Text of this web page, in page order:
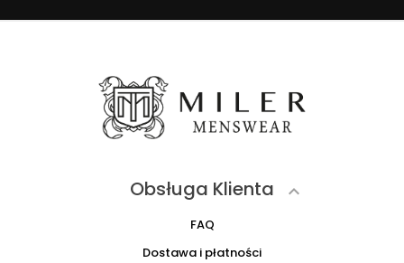
Obsługa Klienta 
FAQ
Dostawa i płatności